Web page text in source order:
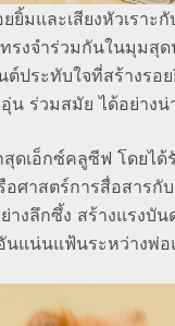
ยิ้มและเสียงหัวเรา
งจำร่วมกันในมุมสุด
ต์ประทับใจที่สร้างร
น ร่วมสมัย ได้อย่างน่
ดเอ็กซ์คลูซีฟ โดยไ
ศาสตร์การสื่อสาร
งลึกซึ้ง สร้างแรงบั
แน่นแฟ้นระหว่างพ่